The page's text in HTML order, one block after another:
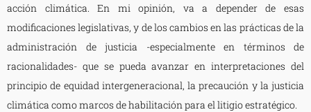
acción climática. En mi opinión, va a depender de esas
modificaciones legislativas, y de los cambios en las prácticas de la
administración de justicia -especialmente en términos de
racionalidades- que se pueda avanzar en interpretaciones del
principio de equidad intergeneracional, la precaución y la justicia
climática como marcos de habilitación para el litigio estratégico.